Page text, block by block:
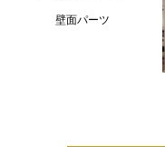
壁面パーツ